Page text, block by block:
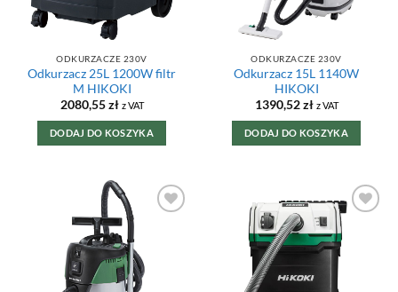
ODKURZACZE 230V
Odkurzacz 25L 1200W filtr
M HIKOKI
2080,55zł z VAT
DODAJ DO KOSZYKA
ODKURZACZE 230V
Odkurzacz 15L 1140W
HIKOKI
1390,52zł z VAT
DODAJ DO KOSZYKA
DODAJ DO
ULUBIONYCH
DODAJ DO
ULUBIONYCH